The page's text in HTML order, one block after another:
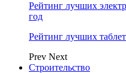
Рейтинг лучших
год
Рейтинг лучших
Prev Next
Строительство